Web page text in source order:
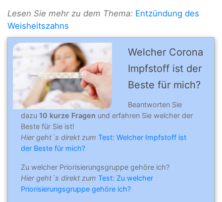
Lesen Sie mehr zu dem Thema: Entzündung des
Weisheitszahns
Welcher Corona
Impfstoff ist der
Beste für mich?
Beantworten Sie
dazu 10 kurze Fragen und erfahren Sie welcher der
Beste für Sie ist!
Hier geht´s direkt zum Test: Welcher Impfstoff ist
der Beste für mich?
Zu welcher Priorisierungsgruppe gehöre ich?
Hier geht´s direkt zum Test: Zu welcher
Priorisierungsgruppe gehöre ich?